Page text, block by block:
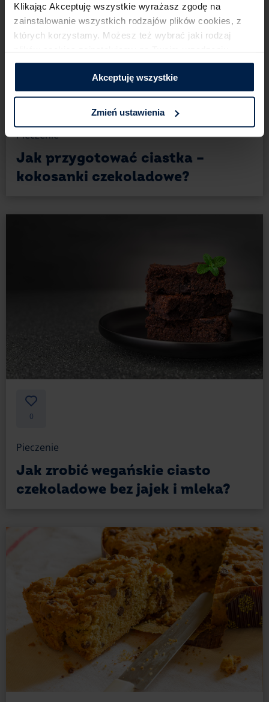
Klikając Akceptuję wszystkie wyrażasz zgodę na
zainstalowanie wszystkich rodzajów plików cookies,​ z
których korzystamy. Możesz też wybrać jaki rodzaj
klikając Zmień ustawienia.​ ​
Akceptuję wszystkie
Zmień ustawienia
Pieczenie
Jak przygotować ciastka –
kokosanki czekoladowe?
0
Pieczenie
Jak zrobić wegańskie ciasto
czekoladowe bez jajek i mleka?